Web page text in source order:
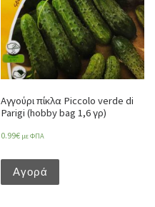
Αγγούρι πίκλα Piccolo verde di
Parigi (hobby bag 1,6 γρ)
0.99€ με ΦΠΑ
Αγορά